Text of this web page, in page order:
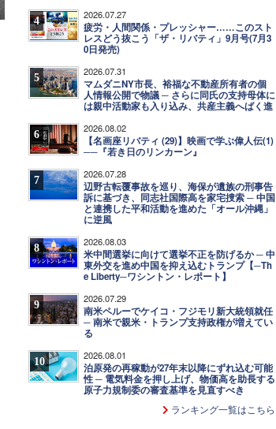
4 2026.07.27
疲労・人間関係・プレッシャー……このスト
レスどう抜こう「ザ・リバティ」9月号(7月3
0日発売)
5 2026.07.31
マムダニNY市長、裕福な不動産所有者の個
人情報公開で物議 ─ さらに同氏の支持母体に
は親中活動家も入り込み、共産主義へばく進
6 2026.08.02
【名画座リバティ (29)】映画で学ぶ偉人伝(1)
──『若き日のリンカーン』
7 2026.07.28
辺野古転覆事故を巡り、海保が遺族の刑事告
訴に基づき、同志社国際高を家宅捜索 ─ 中国
と連携した平和活動を進めた「オール沖縄」
に逆風
8 2026.08.03
米中間選挙に向けて選挙不正を防げるか ─ 中
東外交を進め中国を抑え込むトランプ【─Th
e Liberty─ワシントン・レポート】
9 2026.07.29
南米ペルーでケイコ・フジモリ新大統領就任
─ 南米で親米・トランプ支持政権が増えてい
る
10 2026.08.01
泊原発の再稼動が27年末以降にずれ込む可能
性 ─ 電気料金を押し上げ、物価高を助長する
原子力規制委の審査基準を見直すべき
ランキング一覧はこちら